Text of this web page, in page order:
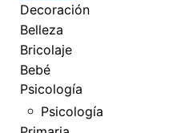
Decoración
Belleza
Bricolaje
Bebé
Psicología
Psicología